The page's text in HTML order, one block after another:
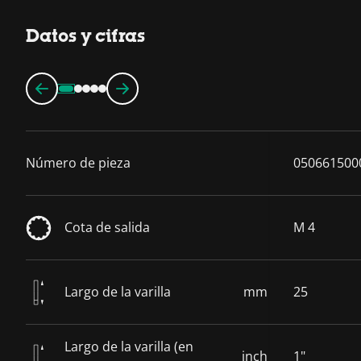
Datos y cifras
Número de pieza
Cota de salida M 4
Largo de la varilla mm 25
Largo de la varilla (en
inch 1"